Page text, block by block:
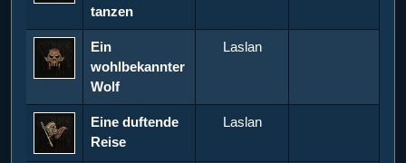
tanzen
Ein
wohlbekannter
Wolf
Laslan
Eine duftende
Reise
Laslan